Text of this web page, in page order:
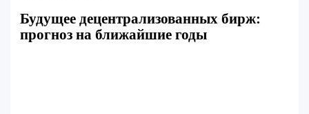
Будущее децентрализованных бирж:
прогноз на ближайшие годы